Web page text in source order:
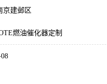
京建邺区
燃油催化器定制